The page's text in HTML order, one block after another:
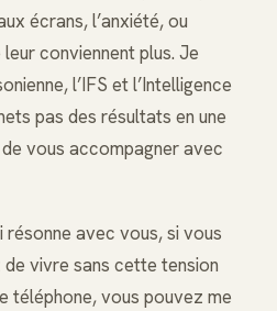
écrans, l’anxiété, ou
conviennent plus. Je
l’IFS et l’Intelligence
pas des résultats en une
vous accompagner avec
résonne avec vous, si vous
vivre sans cette tension
téléphone, vous pouvez me